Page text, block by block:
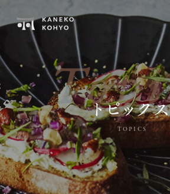
トピック
TOPICS